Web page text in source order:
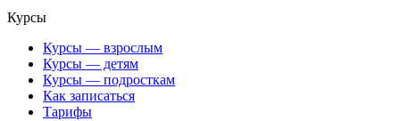
Курсы
Курсы — взрослым
Курсы — детям
Курсы — подросткам
Как записаться
Тарифы